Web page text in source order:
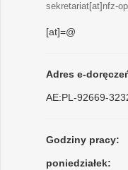
sekretariat[at]nfz-
[at]=@
Adres e-
AE:PL-92669-
Godziny pracy:
poniedziałek: